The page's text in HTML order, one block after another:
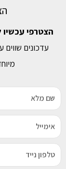
הצטרפי
עדכונים